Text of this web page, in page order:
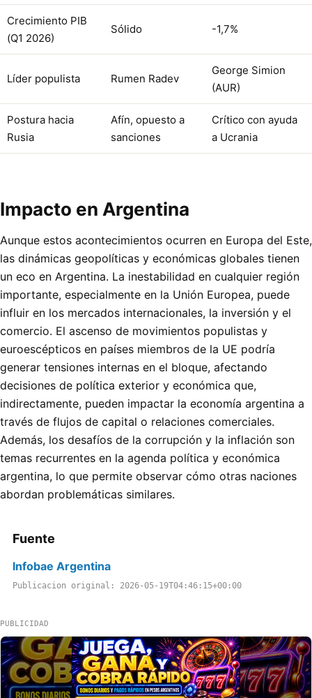
Crecimiento PIB
(Q1 2026)
Sólido -1,7%
Líder populista Rumen Radev
George Simion
(AUR)
Postura hacia
Rusia
Afín, opuesto a
sanciones
Crítico con ayuda
a Ucrania
Impacto en Argentina
Aunque estos acontecimientos ocurren en Europa del Este,
las dinámicas geopolíticas y económicas globales tienen
un eco en Argentina. La inestabilidad en cualquier región
importante, especialmente en la Unión Europea, puede
influir en los mercados internacionales, la inversión y el
comercio. El ascenso de movimientos populistas y
euroescépticos en países miembros de la UE podría
generar tensiones internas en el bloque, afectando
decisiones de política exterior y económica que,
indirectamente, pueden impactar la economía argentina a
través de flujos de capital o relaciones comerciales.
Además, los desafíos de la corrupción y la inflación son
temas recurrentes en la agenda política y económica
argentina, lo que permite observar cómo otras naciones
abordan problemáticas similares.
Fuente
Infobae Argentina
Publicacion original: 2026-05-19T04:46:15+00:00
PUBLICIDAD